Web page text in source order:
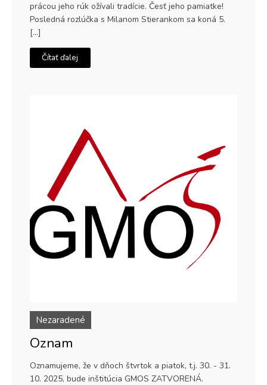
prácou jeho rúk ožívali tradície. Česť jeho pamiatke!
Posledná rozlúčka s Milanom Stierankom sa koná 5.
[…]
Čítať ďalej
Nezaradené
Oznam
Oznamujeme, že v dňoch štvrtok a piatok, t.j. 30. - 31.
10. 2025, bude inštitúcia GMOS ZATVORENÁ.